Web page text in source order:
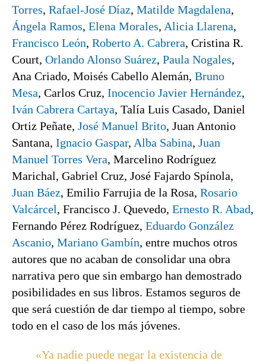
Torres, Rafael-José Díaz, Matilde Magdalena,
Ángela Ramos, Elena Morales, Alicia Llarena,
Francisco León, Roberto A. Cabrera, Cristina R.
Court, Orlando Alonso Suárez, Paula Nogales,
Ana Criado, Moisés Cabello Alemán, Bruno
Mesa, Carlos Cruz, Inocencio Javier Hernández,
Iván Cabrera Cartaya, Talía Luis Casado, Daniel
Ortiz Peñate, José Manuel Brito, Juan Antonio
Santana, Ignacio Gaspar, Alba Sabina, Juan
Manuel Torres Vera, Marcelino Rodríguez
Marichal, Gabriel Cruz, José Fajardo Spínola,
Juan Báez, Emilio Farrujia de la Rosa, Rosario
Valcárcel, Francisco J. Quevedo, Ernesto R. Abad,
Fernando Pérez Rodríguez, Eduardo González
Ascanio, Mariano Gambín, entre muchos otros
autores que no acaban de consolidar una obra
narrativa pero que sin embargo han demostrado
posibilidades en sus libros. Estamos seguros de
que será cuestión de dar tiempo al tiempo, sobre
todo en el caso de los más jóvenes.
«Ya nadie puede negar la existencia de